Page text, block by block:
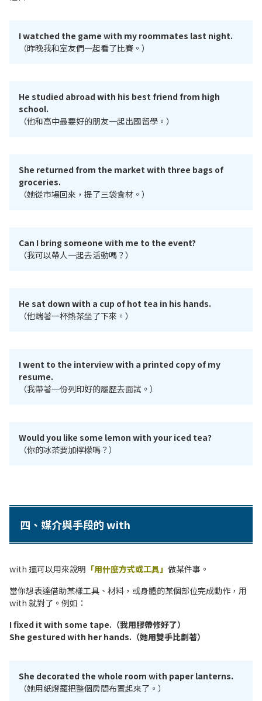
I watched the game with my roommates last night.
（昨晚我和室友們一起看了比賽。）
He studied abroad with his best friend from high
school.
（他和高中最要好的朋友一起出國留學。）
She returned from the market with three bags of
groceries.
（她從市場回來，提了三袋食材。）
Can I bring someone with me to the event?
（我可以帶人一起去活動嗎？）
He sat down with a cup of hot tea in his hands.
（他端著一杯熱茶坐了下來。）
I went to the interview with a printed copy of my
resume.
（我帶著一份列印好的履歷去面試。）
Would you like some lemon with your iced tea?
（你的冰茶要加檸檬嗎？）
四、媒介與手段的 with
with 還可以用來說明 「用什麼方式或工具」 做某件事。
當你想表達借助某樣工具、材料，或身體的某個部位完成動作，用
with 就對了。例如：
I fixed it with some tape.（我用膠帶修好了）
She gestured with her hands.（她用雙手比劃著）
She decorated the whole room with paper lanterns.
（她用紙燈籠把整個房間布置起來了。）